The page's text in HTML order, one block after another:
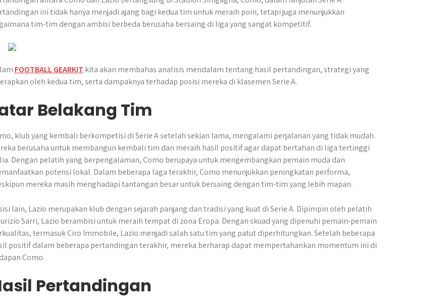
t
s
e
b
s
e
r
e
g
p
e
e
r
e
ini tidak hanya menjadi ajang bagi kedua tim untuk meraih poin, tetapi juga menunjukkan
tim-tim dengan ambisi berbeda berusaha bersaing di liga yang sangat kompetitif.
FOOTBALL GEARKIT kita akan membahas analisis mendalam tentang hasil pertandingan, strategi yang
oleh kedua tim, serta dampaknya terhadap posisi mereka di klasemen Serie A.
Belakang Tim
klub yang kembali berkompetisi di Serie A setelah sekian lama, mengalami perjalanan yang tidak mudah.
berusaha untuk membangun kembali tim dan meraih hasil positif agar dapat bertahan di liga tertinggi
Dengan pelatih yang berpengalaman, Como berupaya untuk mengembangkan pemain muda dan
potensi lokal. Dalam beberapa laga terakhir, Como menunjukkan peningkatan performa,
mereka masih menghadapi tantangan besar untuk bersaing dengan tim-tim yang lebih mapan.
lain, Lazio merupakan klub dengan sejarah panjang dan tradisi yang kuat di Serie A. Dipimpin oleh pelatih
Sarri, Lazio berambisi untuk meraih tempat di zona Eropa. Dengan skuad yang dipenuhi pemain-pemain
termasuk Ciro Immobile, Lazio menjadi salah satu tim yang patut diperhitungkan. Setelah beberapa
positif dalam beberapa pertandingan terakhir, mereka berharap dapat mempertahankan momentum ini di
Como.
Pertandingan